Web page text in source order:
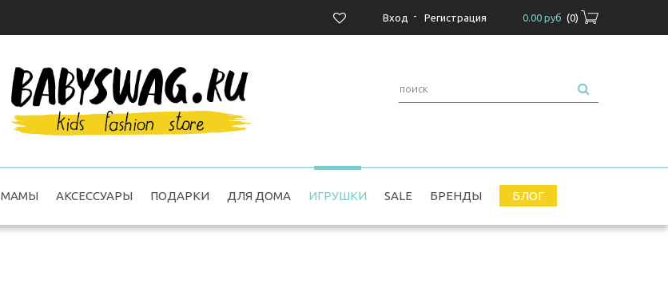
0.00 руб (0)
Вход - Регистрация
МАМЫ АКСЕССУАРЫ ПОДАРКИ ДЛЯ ДОМА ИГРУШКИ SALE БРЕНДЫ БЛОГ